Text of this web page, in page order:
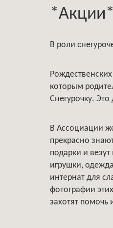
*Акции*
В роли
которым
Снегурочку.
В Ассоциации
прекрасно
подарки и
игрушки,
интернат для
фотографии
захотят